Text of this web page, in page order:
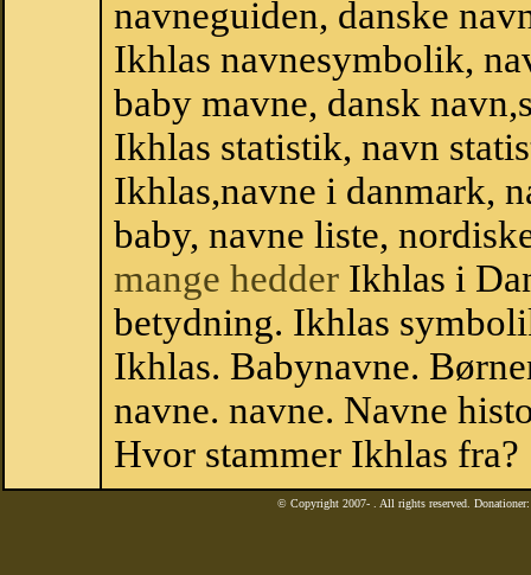
navneguiden, danske
Ikhlas navnesymbolik,
baby mavne, dansk
Ikhlas statistik, navn
Ikhlas,navne i danmark,
baby, navne liste,
mange hedder Ikhlas i
betydning. Ikhlas
Ikhlas. Babynavne.
navne. navne. Navne
Hvor stammer Ikhlas fra?
© Copyright 2007- . All rights reserved.